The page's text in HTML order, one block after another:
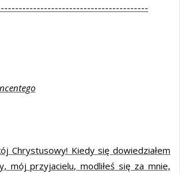
Chrystusowy! Kiedy się dowiedziałem
mój przyjacielu, modliłeś się za mnie,